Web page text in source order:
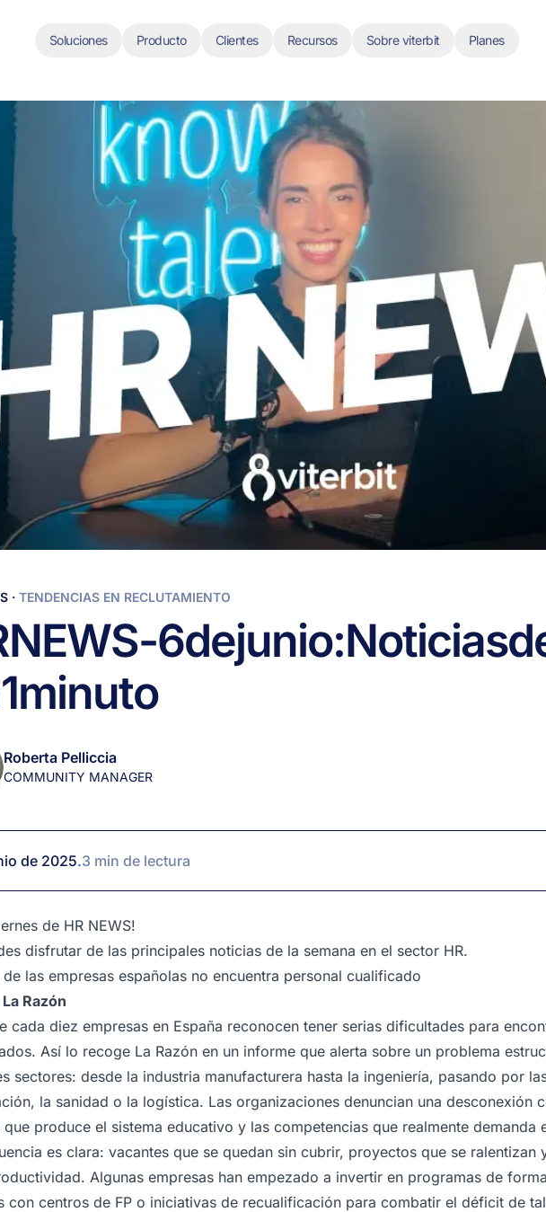
Soluciones Producto Clientes Recursos Sobre viterbit Planes
· TENDENCIAS EN RECLUTAMIENTO
NEWS-6dejunio:Noticias
1minuto
Roberta Pelliccia
COMMUNITY MANAGER
de 2025.3 min de lectura
de HR NEWS!
disfrutar de las principales noticias de la semana en el sector HR.
las empresas españolas no encuentra personal cualificado
La Razón
cada diez empresas en España reconocen tener serias dificultades para
Así lo recoge La Razón en un informe que alerta sobre un problema
sectores: desde la industria manufacturera hasta la ingeniería, pasando por
la sanidad o la logística. Las organizaciones denuncian una desconexión
que produce el sistema educativo y las competencias que realmente demanda
es clara: vacantes que se quedan sin cubrir, proyectos que se ralentizan
Algunas empresas han empezado a invertir en programas de
con centros de FP o iniciativas de recualificación para combatir el déficit de